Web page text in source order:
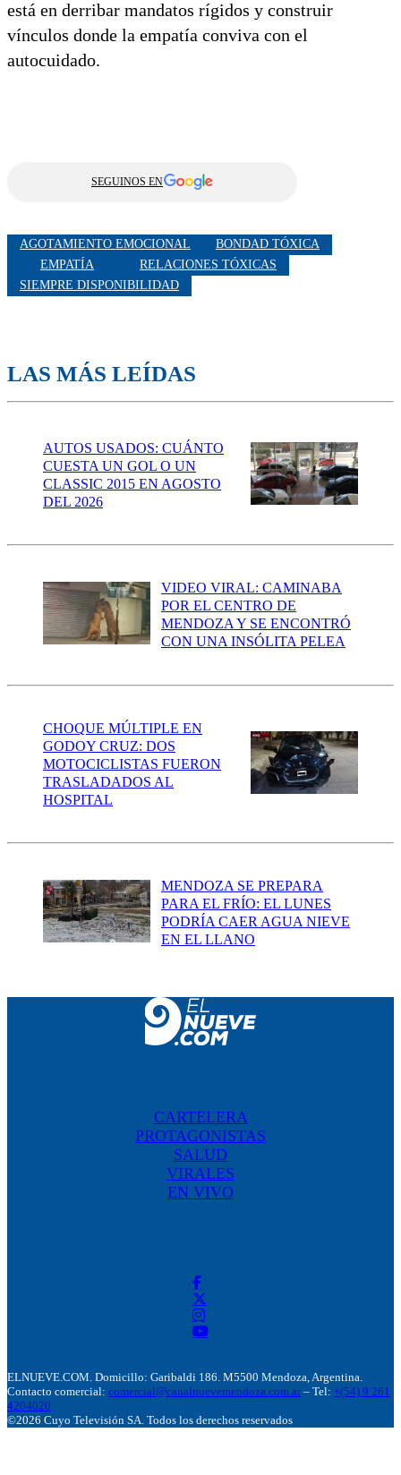
está en derribar mandatos rígidos y construir
vínculos donde la empatía conviva con el
autocuidado.
SEGUINOS EN
AGOTAMIENTO EMOCIONAL
BONDAD TÓXICA
EMPATÍA
RELACIONES TÓXICAS
SIEMPRE DISPONIBILIDAD
LAS MÁS LEÍDAS
AUTOS USADOS: CUÁNTO
CUESTA UN GOL O UN
CLASSIC 2015 EN AGOSTO
DEL 2026
VIDEO VIRAL: CAMINABA
POR EL CENTRO DE
MENDOZA Y SE ENCONTRÓ
CON UNA INSÓLITA PELEA
CHOQUE MÚLTIPLE EN
GODOY CRUZ: DOS
MOTOCICLISTAS FUERON
TRASLADADOS AL
HOSPITAL
MENDOZA SE PREPARA
PARA EL FRÍO: EL LUNES
PODRÍA CAER AGUA NIEVE
EN EL LLANO
CARTELERA
PROTAGONISTAS
SALUD
VIRALES
EN VIVO
ELNUEVE.COM. Domicillo: Garibaldi 186. M5500 Mendoza, Argentina.
Contacto comercial: comercial@canalnuevemendoza.com.ar – Tel: +(54) 9 261
4204020
©2026 Cuyo Televisión SA. Todos los derechos reservados